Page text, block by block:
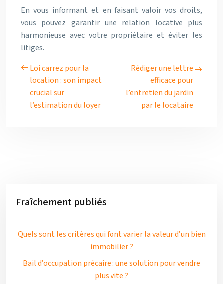
En vous informant et en faisant valoir vos droits,
vous pouvez garantir une relation locative plus
harmonieuse avec votre propriétaire et éviter les
litiges.
Loi carrez pour la
location : son impact
crucial sur
l’estimation du loyer
Rédiger une lettre
efficace pour
l’entretien du jardin
par le locataire
Fraîchement publiés
Quels sont les critères qui font varier la valeur d’un bien
immobilier ?
Bail d’occupation précaire : une solution pour vendre
plus vite ?